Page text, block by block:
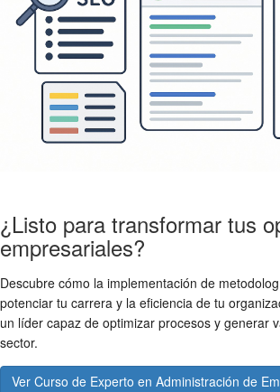
¿Listo para transformar tus
empresariales?
Descubre cómo la implementación de
potenciar tu carrera y la eficiencia de tu
un líder capaz de optimizar procesos y generar
sector.
Ver Curso de Experto en Administración de